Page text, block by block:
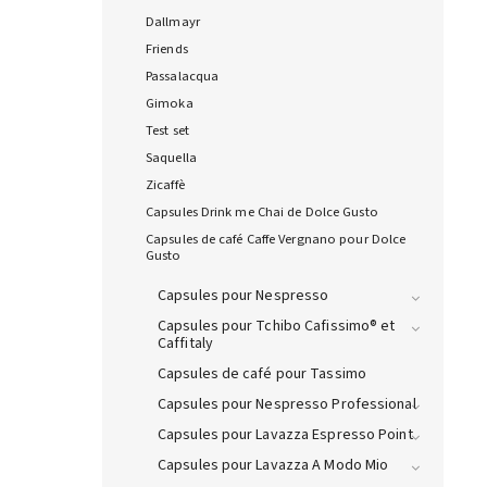
Dallmayr
Friends
Passalacqua
Gimoka
Test set
Saquella
Zicaffè
Capsules Drink me Chai de Dolce Gusto
Capsules de café Caffe Vergnano pour Dolce
Gusto
Capsules pour Nespresso
Capsules pour Tchibo Cafissimo® et
Caffitaly
Capsules de café pour Tassimo
Capsules pour Nespresso Professional
Capsules pour Lavazza Espresso Point
Capsules pour Lavazza A Modo Mio